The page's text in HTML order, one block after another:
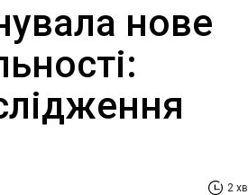
нове
2 хв